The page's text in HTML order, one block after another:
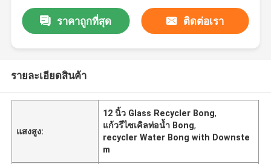
ราคาถูกที่สุด ติดต่อเรา
รายละเอียดสินค้า
แสงสูง:
12 นิ้ว Glass Recycler Bong,
แก้วรีไซเคิลท่อน้ำ Bong,
recycler Water Bong with Downste
m